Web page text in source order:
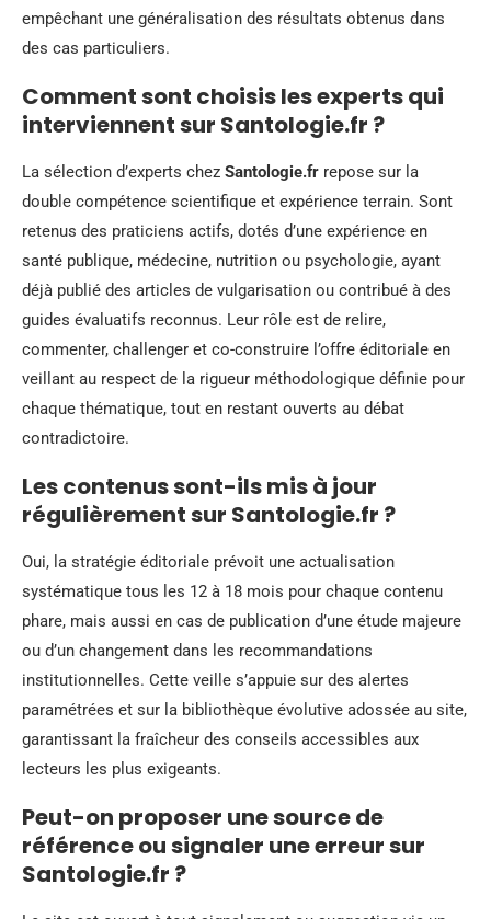
empêchant une généralisation des résultats obtenus dans
des cas particuliers.
Comment sont choisis les experts qui
interviennent sur Santologie.fr ?
La sélection d’experts chez Santologie.fr repose sur la
double compétence scientifique et expérience terrain. Sont
retenus des praticiens actifs, dotés d’une expérience en
santé publique, médecine, nutrition ou psychologie, ayant
déjà publié des articles de vulgarisation ou contribué à des
guides évaluatifs reconnus. Leur rôle est de relire,
commenter, challenger et co-construire l’offre éditoriale en
veillant au respect de la rigueur méthodologique définie pour
chaque thématique, tout en restant ouverts au débat
contradictoire.
Les contenus sont-ils mis à jour
régulièrement sur Santologie.fr ?
Oui, la stratégie éditoriale prévoit une actualisation
systématique tous les 12 à 18 mois pour chaque contenu
phare, mais aussi en cas de publication d’une étude majeure
ou d’un changement dans les recommandations
institutionnelles. Cette veille s’appuie sur des alertes
paramétrées et sur la bibliothèque évolutive adossée au site,
garantissant la fraîcheur des conseils accessibles aux
lecteurs les plus exigeants.
Peut-on proposer une source de
référence ou signaler une erreur sur
Santologie.fr ?